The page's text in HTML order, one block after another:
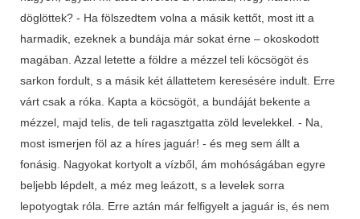
döglöttek? - Ha fölszedtem volna a másik kettőt, most itt a
harmadik, ezeknek a bundája már sokat érne – okoskodott
magában. Azzal letette a földre a mézzel teli köcsögöt és
sarkon fordult, s a másik két állattetem keresésére indult. Erre
várt csak a róka. Kapta a köcsögöt, a bundáját bekente a
mézzel, majd telis, de teli ragasztgatta zöld levelekkel. - Na,
most ismerjen föl az a híres jaguár! - és meg sem állt a
fonásig. Nagyokat kortyolt a vízből, ám mohóságában egyre
beljebb lépdelt, a méz meg leázott, s a levelek sorra
lepotyogtak róla. Erre aztán már felfigyelt a jaguár is, és nem